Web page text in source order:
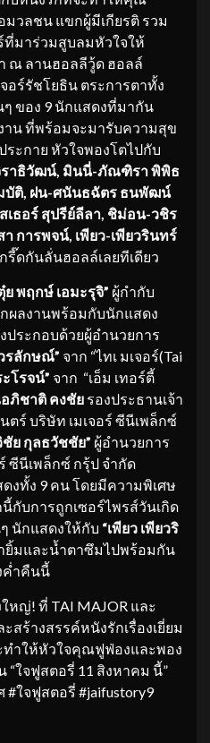
มวลชน แขกผู้มีเกียรติ รวม
มาร่วมสูบลมหัวใจให้
ณ ลานฮอลลีวู้ด ฮอลล์
อร์รัชโยธิน ตระการตาทั้ง
ของ 9 นักแสดงที่มากัน
าน ที่พร้อมจะมารับความสุข
ระกาย หัวใจพองโตไปกับ
ราธิวัฒน์, มินนี่-ภัณฑิรา พิพิธ
บัติ, ฝน-ศนันธฉัตร ธนพัฒน์
ธอร์ สุปรีย์ลีลา, ชิม่อน-วชิร
การพจน์, เพียว-เพียวรินทร์
รี๊ดกันลั่นฮอลล์เลยทีเดียว
ย พฤกษ์ เอมะรุจิ” ผู้กำกับ
ผลงานพร้อมกับนักแสดง
ระกอบด้วยผู้อำนวยการ
รลักษณ์” จาก “ไทเ มเจอร์(Tai
โรจน์” จาก “เอ็ม เทอร์ตี้
ภิชาติ คงชัย รองประธานเจ้า
ร์ บริษัท เมเจอร์ ซีนีเพล็กซ์
ย กุลธวัชชัย” ผู้อำนวยการ
ซีนีเพล็กซ์ กรุ้ป จำกัด
งทั้ง 9 คน โดยมีความพิเศษ
กับการถูกเซอร์ไพรส์วันเกิด
นักแสดงให้กับ “เพียว เพียวริ
ายิ้มและน้ำตาซึมไปพร้อมกัน
ค่ำคืนนี้
หญ่! ที่ TAI MAJOR และ
สร้างสรรค์หนังรักเรื่องเยี่ยม
ำให้หัวใจคุณฟูฟ่องและพอง
ใจฟูสตอรี่ 11 สิงหาคม นี้”
#ใจฟูสตอรี่ #jaifustory9